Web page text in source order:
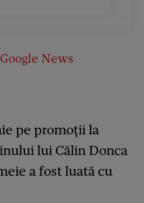
Google News